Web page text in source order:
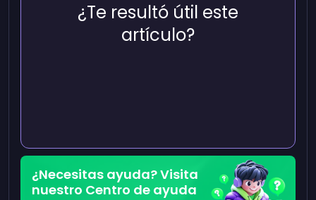
¿Te resultó útil este
artículo?
¿Necesitas ayuda? Visita
nuestro Centro de ayuda